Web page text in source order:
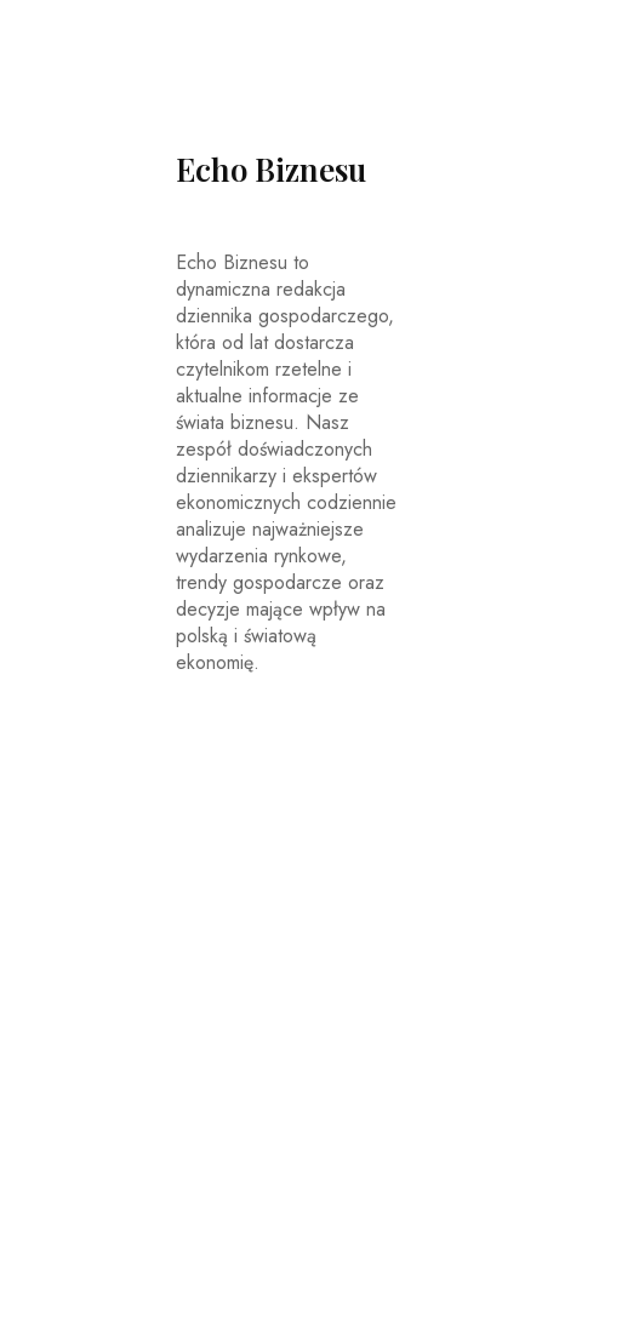
Echo Biznesu
Echo Biznesu to
dynamiczna redakcja
dziennika gospodarczego,
która od lat dostarcza
czytelnikom rzetelne i
aktualne informacje ze
świata biznesu. Nasz
zespół doświadczonych
dziennikarzy i ekspertów
ekonomicznych codziennie
analizuje najważniejsze
wydarzenia rynkowe,
trendy gospodarcze oraz
decyzje mające wpływ na
polską i światową
ekonomię.